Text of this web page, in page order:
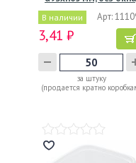
без…
В наличии Арт:
3,41 ₽
за штуку
(продается кратно